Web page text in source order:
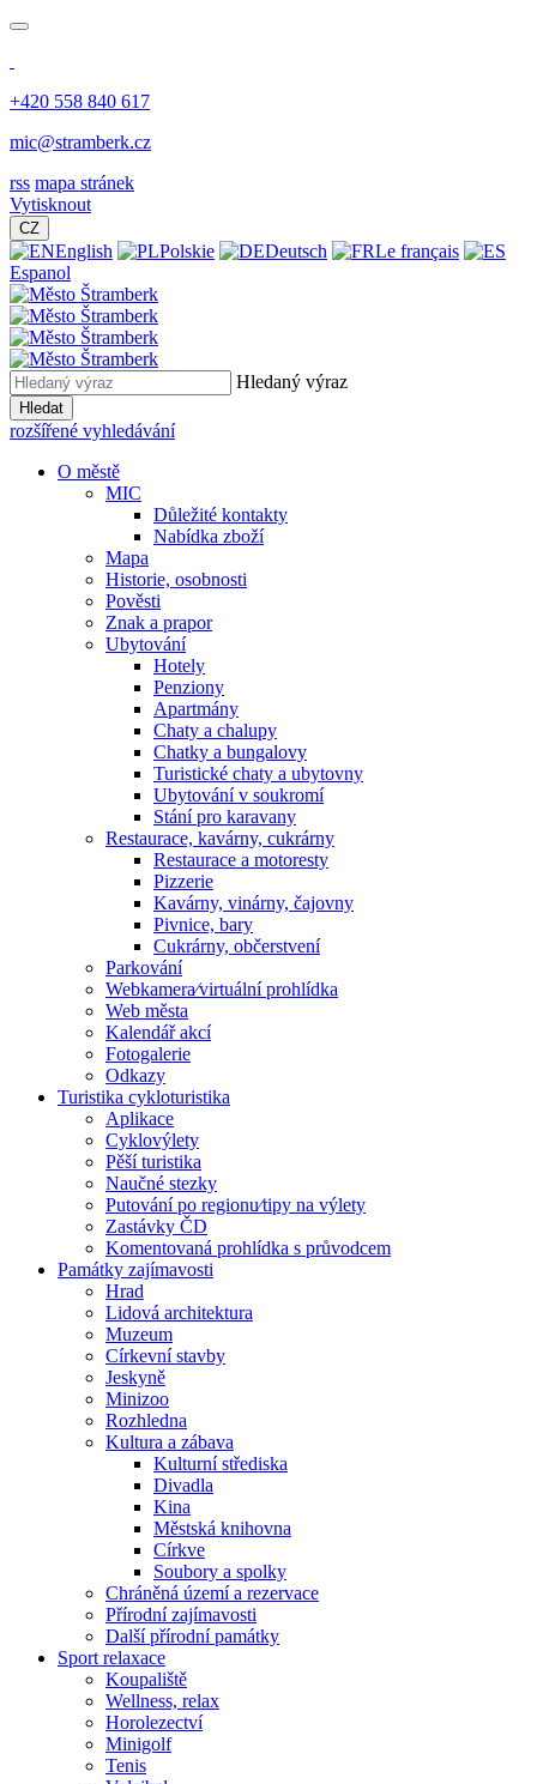
+420 558 840 617
mic@stramberk.cz
rss mapa stránek
Vytisknout
CZ
English Polskie Deutsch
Le français
Espanol
Hledaný výraz
Hledat
rozšířené vyhledávání
O městě
MIC
Důležité kontakty
Nabídka zboží
Mapa
Historie, osobnosti
Pověsti
Znak a prapor
Ubytování
Hotely
Penziony
Apartmány
Chaty a chalupy
Chatky a bungalovy
Turistické chaty a ubytovny
Ubytování v soukromí
Stání pro karavany
Restaurace, kavárny, cukrárny
Restaurace a motoresty
Pizzerie
Kavárny, vinárny, čajovny
Pivnice, bary
Cukrárny, občerstvení
Parkování
Webkamera⁄virtuální prohlídka
Web města
Kalendář akcí
Fotogalerie
Odkazy
Turistika cykloturistika
Aplikace
Cyklovýlety
Pěší turistika
Naučné stezky
Putování po regionu⁄tipy na výlety
Zastávky ČD
Komentovaná prohlídka s průvodcem
Památky zajímavosti
Hrad
Lidová architektura
Muzeum
Církevní stavby
Jeskyně
Minizoo
Rozhledna
Kultura a zábava
Kulturní střediska
Divadla
Kina
Městská knihovna
Církve
Soubory a spolky
Chráněná území a rezervace
Přírodní zajímavosti
Další přírodní památky
Sport relaxace
Koupaliště
Wellness, relax
Horolezectví
Minigolf
Tenis